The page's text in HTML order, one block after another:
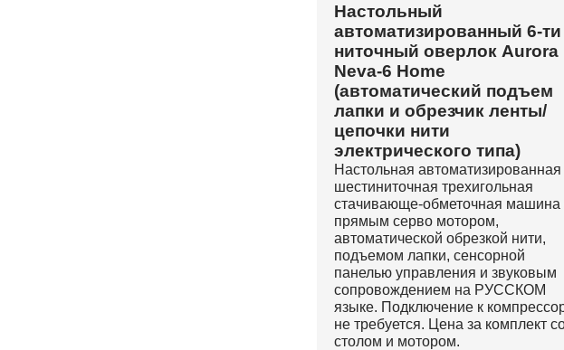
Настольный
автоматизированный 6-ти
ниточный оверлок Aurora
Neva-6 Home
(автоматический подъем
лапки и обрезчик ленты/
цепочки нити
электрического типа)
Настольная автоматизированная
шестиниточная трехигольная
стачивающе-обметочная машина
прямым серво мотором,
автоматической обрезкой нити,
подъемом лапки, сенсорной
панелью управления и звуковым
сопровождением на РУССКОМ
языке. Подключение к
не требуется. Цена за комплект
столом и мотором.